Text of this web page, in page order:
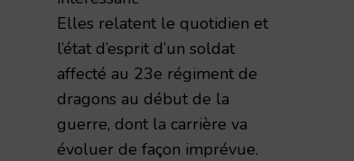
de guerre d'un civil rémois 1914-
Elles relatent le quotidien et
l’état d’esprit d’un soldat
affecté au 23e régiment de
dragons au début de la
guerre, dont la carrière va
évoluer de façon imprévue.